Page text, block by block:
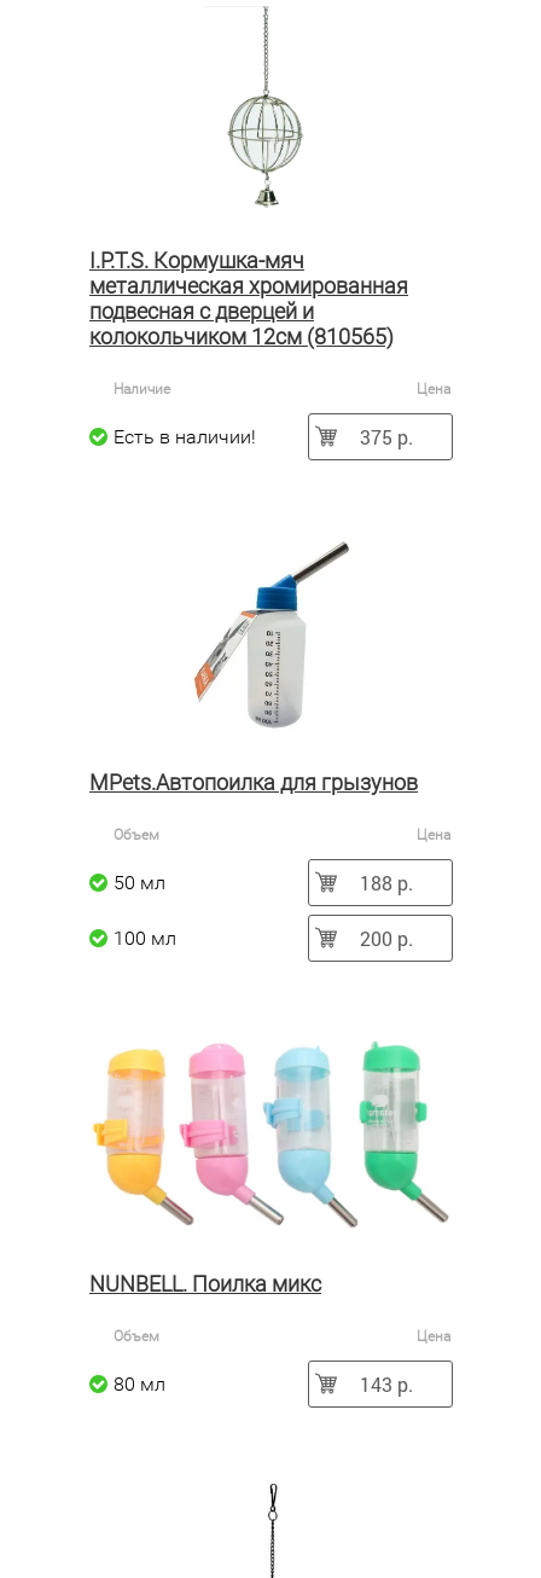
I.P.T.S. Кормушка-мяч
металлическая хромированная
подвесная с дверцей и
колокольчиком 12см (810565)
Наличие Цена
Есть в наличии! 375 р.
MPets.Автопоилка для грызунов
Объем Цена
50 мл 188 р.
100 мл 200 р.
NUNBELL. Поилка микс
Объем Цена
80 мл 143 р.